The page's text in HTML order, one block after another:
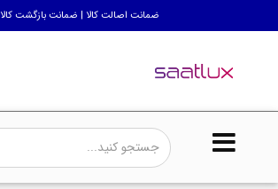
ضمانت اصالت کالا | ضمانت بازگشت کالا